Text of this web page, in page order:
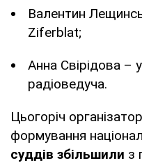
Валентин
Ziferblat;
Анна Свірідова –
радіоведуча.
Цьогоріч
формування
суддів збільшили з